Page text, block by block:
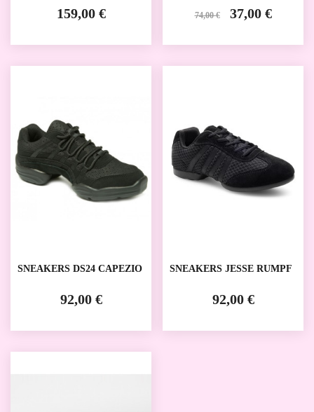
159,00 € 74,00 € 37,00 €
SNEAKERS DS24 CAPEZIO
92,00 €
SNEAKERS JESSE RUMPF
92,00 €